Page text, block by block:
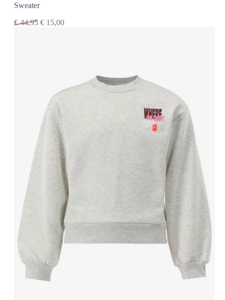
Sweater
€44,95 € 15,00